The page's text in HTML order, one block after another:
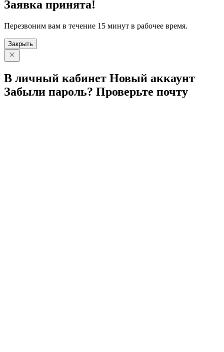
Заявка принята!
Перезвоним вам в течение 15 минут в рабочее время.
Закрыть
В личный кабинет Новый аккаунт
Забыли пароль? Проверьте почту